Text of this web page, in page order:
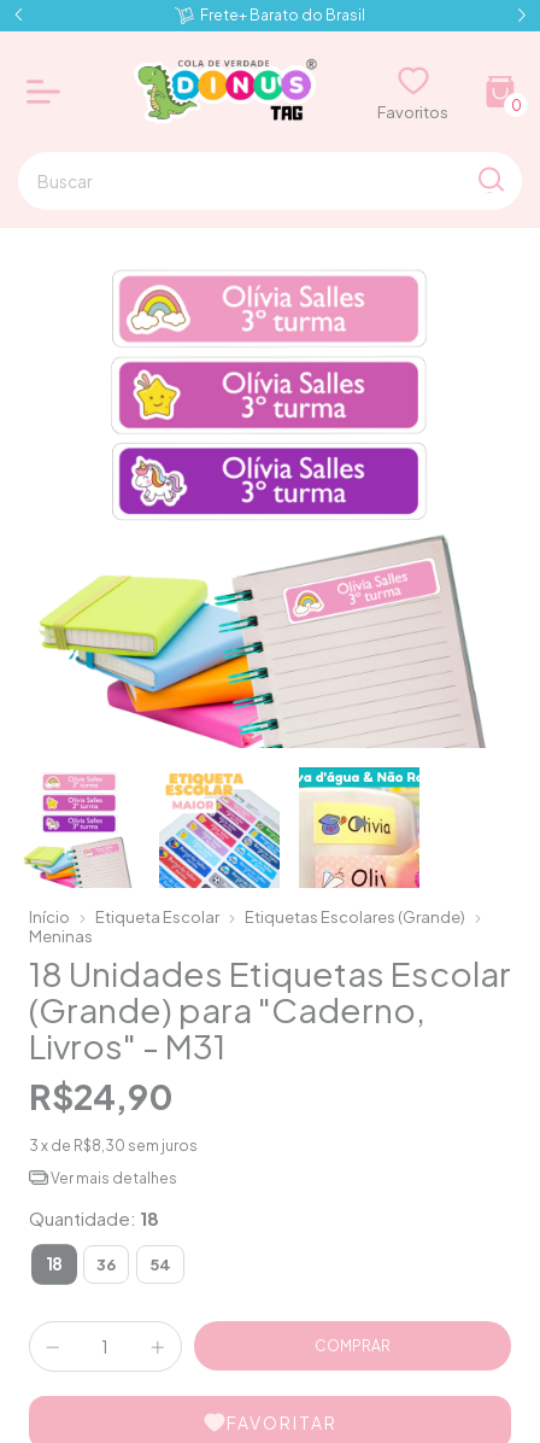
Frete+ Barato do Brasil
⠀⠀Favoritos⠀⠀ 0
Início Etiqueta Escolar
Etiquetas Escolares (Grande)
Meninas
18 Unidades Etiquetas Escolar
(Grande) para "Caderno,
Livros" - M31
R$24,90
3 x de R$8,30 sem juros
Ver mais detalhes
Quantidade: 18
18 36 54
FAVORITAR